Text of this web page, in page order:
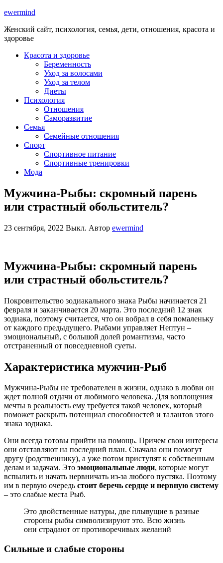
ewermind
Женский сайт, психология, семья, дети, отношения, красота и
здоровье
Красота и здоровье
Беременность
Уход за волосами
Уход за телом
Диеты
Психология
Отношения
Саморазвитие
Семья
Семейные отношения
Спорт
Спортивное питание
Спортивные тренировки
Мода
Мужчина-Рыбы: скромный парень
или страстный обольститель?
23 сентября, 2022 Выкл. Автор ewermind
Мужчина-Рыбы: скромный парень
или страстный обольститель?
Покровительство зодиакального знака Рыбы начинается 21
февраля и заканчивается 20 марта. Это последний 12 знак
зодиака, поэтому считается, что он вобрал в себя помаленьку
от каждого предыдущего. Рыбами управляет Нептун –
эмоциональный, с большой долей романтизма, часто
отстраненный от повседневной суеты.
Характеристика мужчин-Рыб
Мужчина-Рыбы не требователен в жизни, однако в любви он
ждет полной отдачи от любимого человека. Для воплощения
мечты в реальность ему требуется такой человек, который
поможет раскрыть потенциал способностей и талантов этого
знака зодиака.
Они всегда готовы прийти на помощь. Причем свои интересы
они отставляют на последний план. Сначала они помогут
другу (родственнику), а уже потом приступят к собственным
делам и задачам. Это эмоциональные люди, которые могут
вспылить и начать нервничать из-за любого пустяка. Поэтому
им в первую очередь стоит беречь сердце и нервную систему
– это слабые места Рыб.
Это двойственные натуры, две плывущие в разные
стороны рыбы символизируют это. Всю жизнь
они страдают от противоречивых желаний
Сильные и слабые стороны